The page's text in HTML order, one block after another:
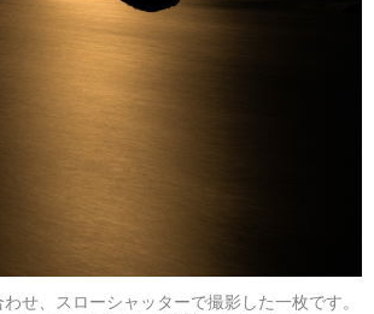
せ、スローシャッターで撮影した一枚です。